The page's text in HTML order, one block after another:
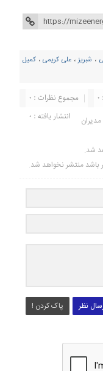
، شبریز، علی کریمی، کمیل
مجموع نظرات : 0
انتشار یافته : 0
شد.
باشد منتشر نخواهد شد.
نظر پاک کردن !